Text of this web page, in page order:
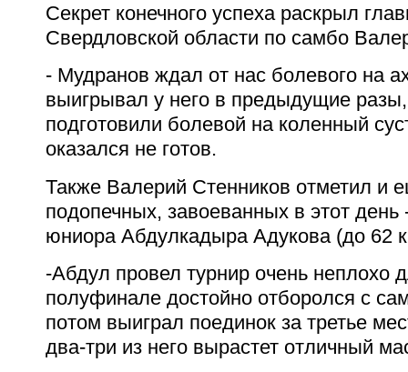
Секрет конечного успеха раскрыл
Свердловской области по самбо
- Мудранов ждал от нас болевого на
выигрывал у него в предыдущие
подготовили болевой на коленный
оказался не готов.
Также Валерий Стенников отметил и
подопечных, завоеванных в этот день
юниора Абдулкадыра Адукова (до 62
-Абдул провел турнир очень неплохо
полуфинале достойно отборолся с
потом выиграл поединок за третье
два-три из него вырастет отличный